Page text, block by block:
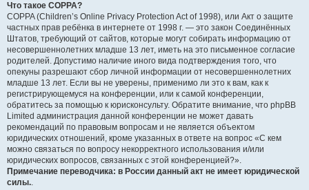
Что такое COPPA?
COPPA (Children’s Online Privacy Protection Act of 1998), или Акт о защите
частных прав ребёнка в интернете от 1998 г. — это закон Соединённых
Штатов, требующий от сайтов, которые могут собирать информацию от
несовершеннолетних младше 13 лет, иметь на это письменное согласие
родителей. Допустимо наличие иного вида подтверждения того, что
опекуны разрешают сбор личной информации от несовершеннолетних
младше 13 лет. Если вы не уверены, применимо ли это к вам, как к
регистрирующемуся на конференции, или к самой конференции,
обратитесь за помощью к юрисконсульту. Обратите внимание, что phpBB
Limited администрация данной конференции не может давать
рекомендаций по правовым вопросам и не является объектом
юридических отношений, кроме указанных в ответе на вопрос «С кем
можно связаться по вопросу некорректного использования и/или
юридических вопросов, связанных с этой конференцией?».
Примечание переводчика: в России данный акт не имеет юридической
силы..